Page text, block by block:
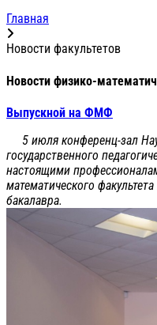
Главная
Новости факультетов
Новости физико-
Выпускной на ФМФ
5 июля конференц-зал
государственного
настоящими
математического
бакалавра.